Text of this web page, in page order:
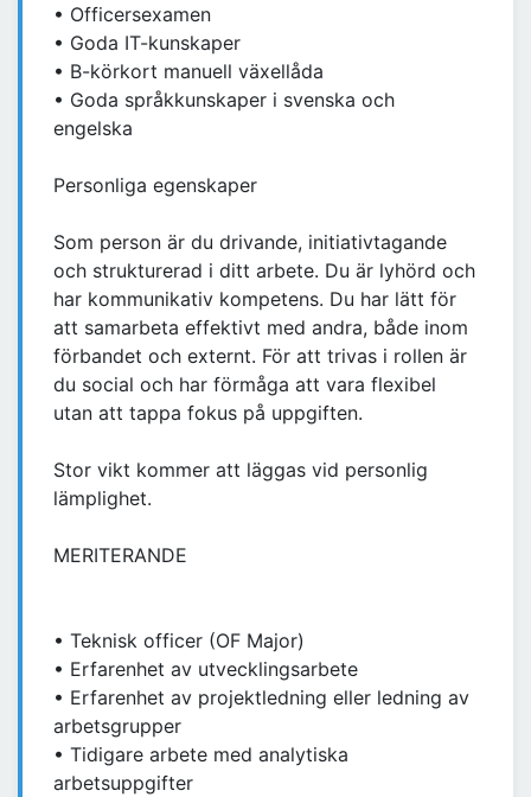
• Officersexamen
• Goda IT-kunskaper
• B-körkort manuell växellåda
• Goda språkkunskaper i svenska och
engelska
Personliga egenskaper
Som person är du drivande, initiativtagande
och strukturerad i ditt arbete. Du är lyhörd och
har kommunikativ kompetens. Du har lätt för
att samarbeta effektivt med andra, både inom
förbandet och externt. För att trivas i rollen är
du social och har förmåga att vara flexibel
utan att tappa fokus på uppgiften.
Stor vikt kommer att läggas vid personlig
lämplighet.
MERITERANDE
• Teknisk officer (OF Major)
• Erfarenhet av utvecklingsarbete
• Erfarenhet av projektledning eller ledning av
arbetsgrupper
• Tidigare arbete med analytiska
arbetsuppgifter